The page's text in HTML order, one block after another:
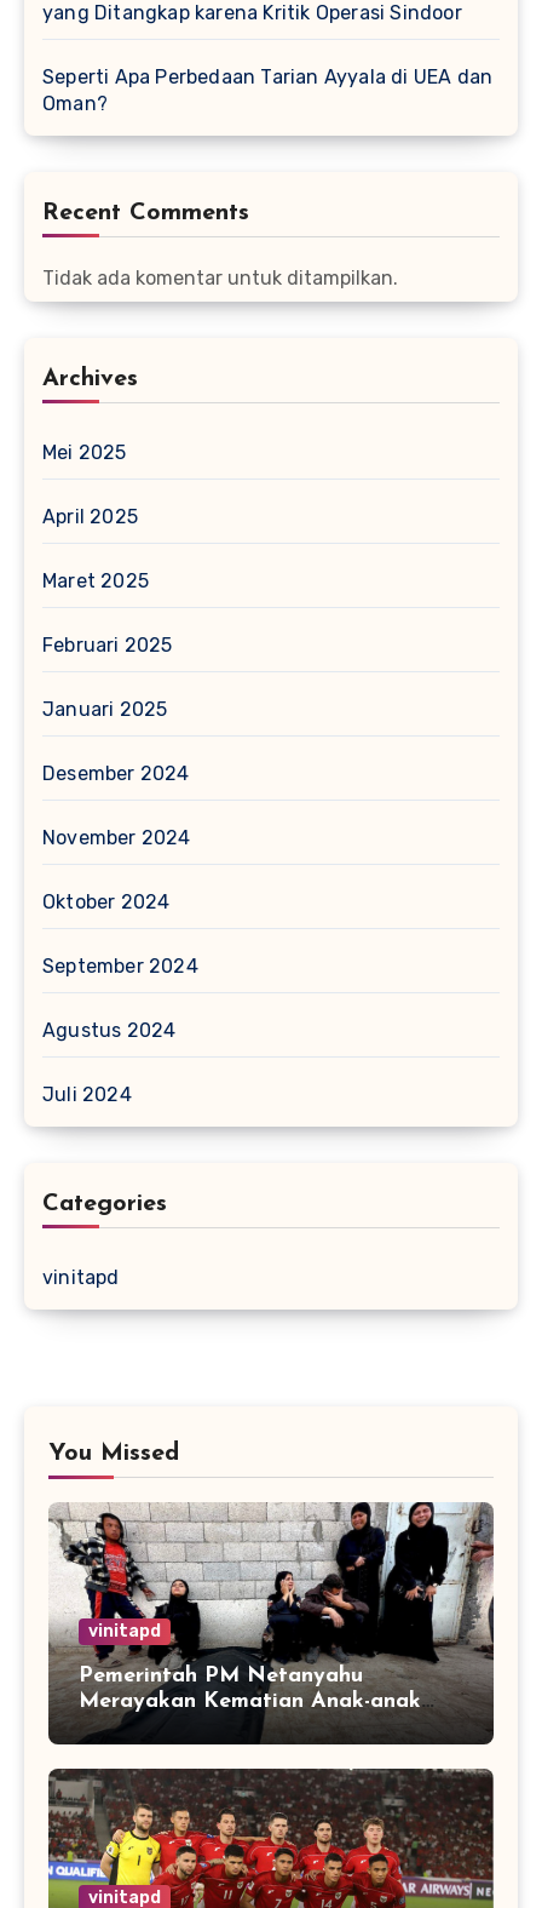
yang Ditangkap karena Kritik Operasi Sindoor
Seperti Apa Perbedaan Tarian Ayyala di UEA dan
Oman?
Recent Comments
Tidak ada komentar untuk ditampilkan.
Archives
Mei 2025
April 2025
Maret 2025
Februari 2025
Januari 2025
Desember 2024
November 2024
Oktober 2024
September 2024
Agustus 2024
Juli 2024
Categories
vinitapd
You Missed
vinitapd
Pemerintah PM Netanyahu
Merayakan Kematian Anak-anak
Gaza
vinitapd